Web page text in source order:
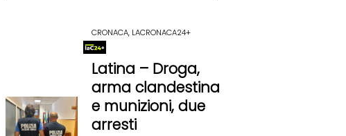
CRONACA, LACRONACA24+
Latina – Droga,
arma clandestina
e munizioni, due
arresti